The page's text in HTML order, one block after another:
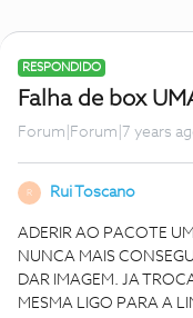
RESPONDIDO
Falha de box
Forum|Forum|7 years
R Rui Toscano
ADERIR AO PACOTE
NUNCA MAIS
DAR IMAGEM. JA
MESMA LIGO PARA A